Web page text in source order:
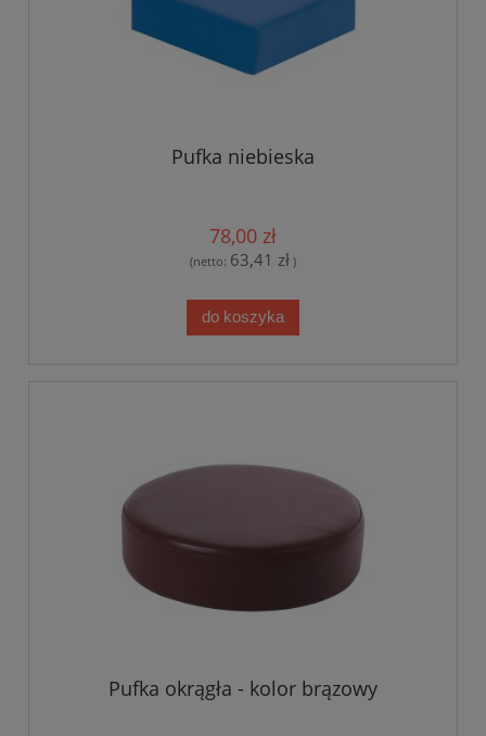
Pufka niebieska
78,00 zł
(netto: 63,41 zł )
do koszyka
Pufka okrągła - kolor brązowy